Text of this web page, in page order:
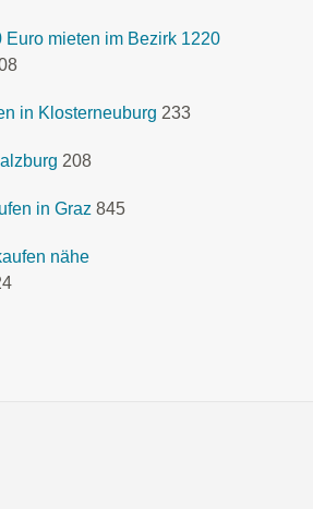
Euro mieten im Bezirk 1220
in Klosterneuburg 233
208
in Graz 845
nähe